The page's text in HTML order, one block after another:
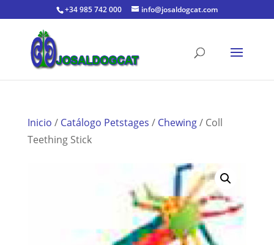
+34 985 742 000 info@josaldogcat.com
Inicio / Catálogo Petstages / Chewing/ Coll
Teething Stick